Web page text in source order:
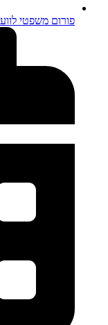
פורום משפטי